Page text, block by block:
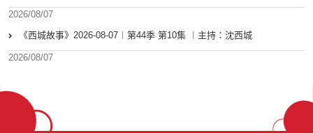
2026/08/07
《西城故事》2026-08-07︱第44季 第10集 ︱主持：沈西城
2026/08/07